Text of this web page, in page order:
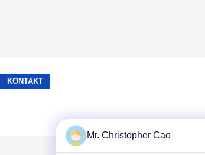
Mr. Christopher Cao